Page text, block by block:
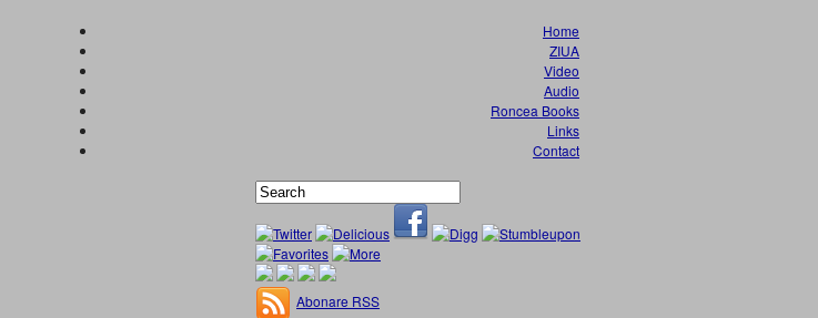
Home
ZIUA
Video
Audio
Roncea Books
Links
Contact
Abonare RSS